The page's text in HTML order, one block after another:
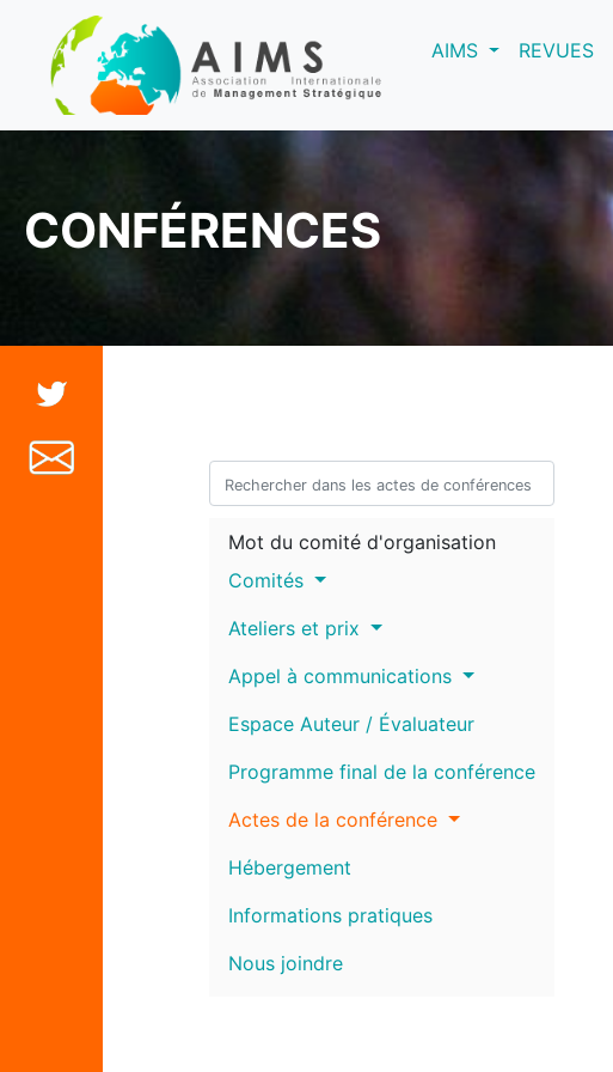
AIMS(current)REVUES
CONFÉRENCES
Mot du comité d'organisation
Comités
Ateliers et prix
Appel à communications
Espace Auteur / Évaluateur
Programme final de la conférence
Actes de la conférence
Hébergement
Informations pratiques
Nous joindre